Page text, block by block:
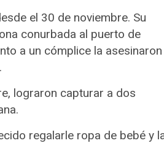
el 30 de noviembre. Su
conurbada al puerto de
a un cómplice la asesinaron
lograron capturar a dos
regalarle ropa de bebé y
en SLP
4 de agosto de 2026 Redacción